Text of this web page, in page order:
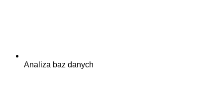
Analiza baz danych